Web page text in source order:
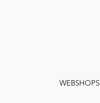
WEBSHOPS